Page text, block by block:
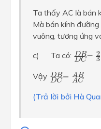
Ta thấy AC là bán
Mà bán kính
vuông, tương ứng
c) Ta có: DB
DC = 2
3
DBD =
Vậy DB
DC = AB
AC
DBD =AB.
(Trả lời bởi Hà